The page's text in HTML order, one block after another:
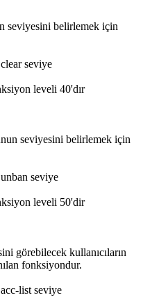
seviyesini belirlemek için
seviye
leveli 40'dır
seviyesini belirlemek için
seviye
leveli 50'dir
görebilecek kullanıcıların
fonksiyondur.
list seviye